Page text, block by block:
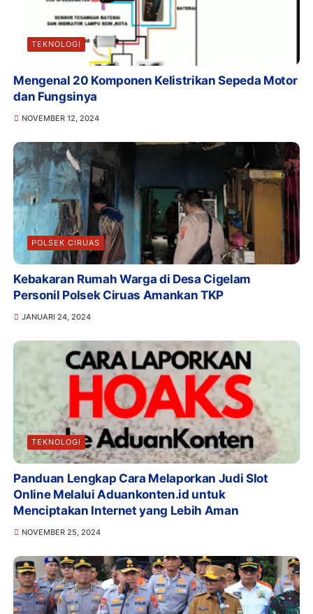
TEKNOLOGI
Mengenal 20 Komponen Kelistrikan Sepeda Motor
dan Fungsinya
NOVEMBER 12, 2024
POLSEK CIRUAS
Kebakaran Rumah Warga di Desa Cigelam
Personil Polsek Ciruas Amankan TKP
JANUARI 24, 2024
TEKNOLOGI
Panduan Lengkap Cara Melaporkan Judi Slot
Online Melalui Aduankonten.id untuk
Menciptakan Internet yang Lebih Aman
NOVEMBER 25, 2024